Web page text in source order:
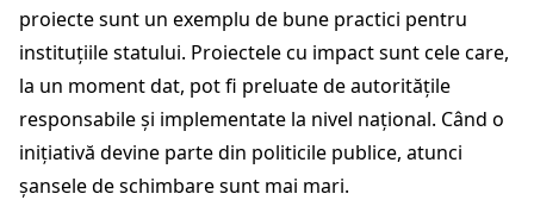
proiecte sunt un exemplu de bune practici pentru
instituțiile statului. Proiectele cu impact sunt cele care,
la un moment dat, pot fi preluate de autoritățile
responsabile și implementate la nivel național. Când o
inițiativă devine parte din politicile publice, atunci
șansele de schimbare sunt mai mari.